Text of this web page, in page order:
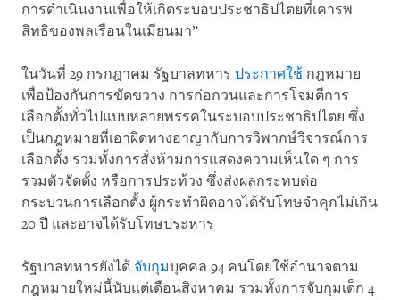
การดำเนินงานเพื่อให้เกิดระบอบประชาธิปไตยที่เคารพ
สิทธิของพลเรือนในเมียนมา”
ในวันที่ 29 กรกฎาคม รัฐบาลทหาร ประกาศใช้ กฎหมาย
เพื่อป้องกันการขัดขวาง การก่อกวนและการโจมตีการ
เลือกตั้งทั่วไปแบบหลายพรรคในระบอบประชาธิปไตย ซึ่ง
เป็นกฎหมายที่เอาผิดทางอาญากับการวิพากษ์วิจารณ์การ
เลือกตั้ง รวมทั้งการสั่งห้ามการแสดงความเห็นใด ๆ การ
รวมตัวจัดตั้ง หรือการประท้วง ซึ่งส่งผลกระทบต่อ
กระบวนการเลือกตั้ง ผู้กระทำผิดอาจได้รับโทษจำคุกไม่เกิน
20 ปี และอาจได้รับโทษประหาร
รัฐบาลทหารยังได้ จับกุมบุคคล 94 คนโดยใช้อำนาจตาม
กฎหมายใหม่นี้นับแต่เดือนสิงหาคม รวมทั้งการจับกุมเด็ก 4